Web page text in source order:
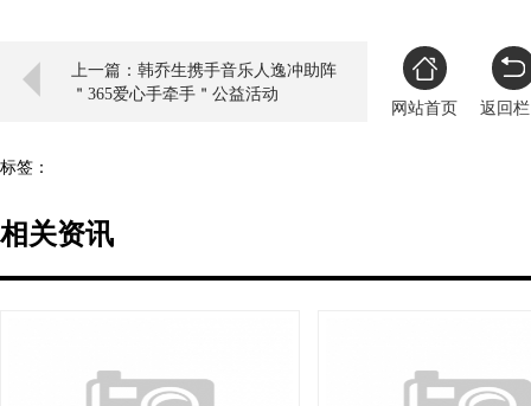
上一篇：韩乔生携手音乐人逸冲助阵
＂365爱心手牵手＂公益活动
网站首页
返回
标签：
相关资讯